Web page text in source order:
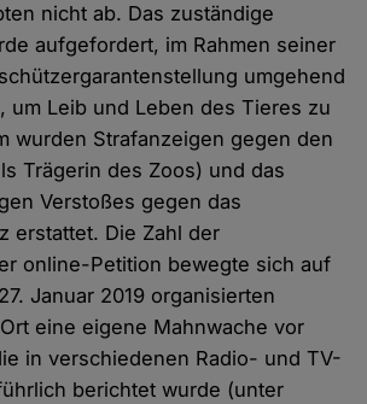
nicht ab. Das zuständige
aufgefordert, im Rahmen seiner
umgehend
um Leib und Leben des Tieres zu
wurden Strafanzeigen gegen den
Trägerin des Zoos) und das
Verstoßes gegen das
erstattet. Die Zahl der
online-Petition bewegte sich auf
Januar 2019 organisierten
eine eigene Mahnwache vor
in verschiedenen Radio- und TV-
berichtet wurde (unter